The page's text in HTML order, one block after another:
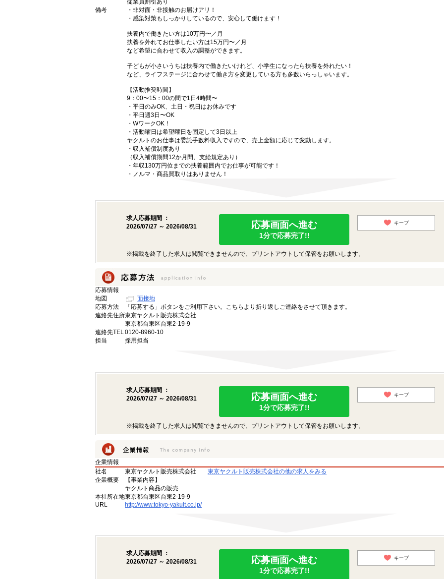
従業員割引あり
備考
・非対面・非接触のお届けアリ！
・感染対策もしっかりしているので、安心して働けます！
扶養内で働きたい方は10万円〜／月
扶養を外れてお仕事したい方は15万円〜／月
など希望に合わせて収入の調整ができます。
子どもが小さいうちは扶養内で働きたいけれど、小学生になったら扶養を外れたい！
など、ライフステージに合わせて働き方を変更している方も多数いらっしゃいます。
【活動推奨時間】
9：00〜15：00の間で1日4時間〜
・平日のみOK、土日・祝日はお休みです
・平日週3日〜OK
・WワークOK！
・活動曜日は希望曜日を固定して3日以上
ヤクルトのお仕事は委託手数料収入ですので、売上金額に応じて変動します。
・収入補償制度あり
（収入補償期間12か月間、支給規定あり）
・年収130万円位までの扶養範囲内でお仕事が可能です！
・ノルマ・商品買取りはありません！
求人応募期間 ：
2026/07/27 ～ 2026/08/31
応募画面へ進む
1分で応募完了!!
キープ
※掲載を終了した求人は閲覧できませんので、プリントアウトして保管をお願いします。
応募情報
地図
面接地
応募方法
「応募する」ボタンをご利用下さい。こちらより折り返しご連絡をさせて頂きます。
連絡先住所東京ヤクルト販売株式会社
東京都台東区台東2-19-9
連絡先TEL0120-8960-10
担当
採用担当
求人応募期間 ：
2026/07/27 ～ 2026/08/31
応募画面へ進む
1分で応募完了!!
キープ
※掲載を終了した求人は閲覧できませんので、プリントアウトして保管をお願いします。
企業情報
社名
東京ヤクルト販売株式会社
東京ヤクルト販売株式会社の他の求人をみる
企業概要
【事業内容】
ヤクルト商品の販売
本社所在地東京都台東区台東2-19-9
URL
http://www.tokyo-yakult.co.jp/
求人応募期間 ：
2026/07/27 ～ 2026/08/31
応募画面へ進む
1分で応募完了!!
キープ